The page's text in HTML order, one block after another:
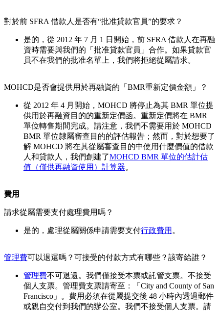
對於前 SFRA 借款人是否有“批准貸款官員”的要求？
是的，從 2012 年 7 月 1 日開始，前 SFRA 借款人在再融
資時需要與我們的「批准貸款官員」合作。如果貸款官
員不在我們的批准名單上，我們將拒絕從屬請求。
MOHCD是否會提供用於再融資的「BMR重新定價金額」？
從 2012 年 4 月開始，MOHCD 將停止為其 BMR 單位提
供用於再融資目的的重新定價函。重新定價將在 BMR
單位轉售期間完成。請注意，我們不需要用於 MOHCD
BMR 單位隸屬審查目的的評估報告；然而，對於想要了
解 MOHCD 將在其從屬審查目的中使用什麼價值的借款
人和貸款人，我們創建了MOHCD BMR 單位的估計估
值（僅供再融資使用）計算器。
費用
請求從屬需要支付處理費用嗎？
是的，處理從屬關係申請需要支付行政費用 。
管理費可以退還嗎？可接受的付款方式有哪些？該寄給誰？
管理費不可退還。我們僅接受本票或託管支票。不接受
個人支票。管理費支票請寄至：「City and County of San
Francisco」。費用必須在從屬提交後 48 小時內透過郵件
或親自交付到我們的辦公室。我們不接受個人支票。請